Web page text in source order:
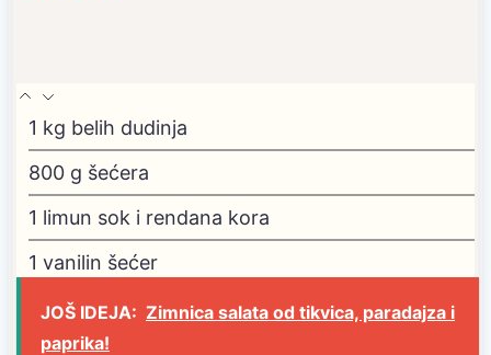
1 kg belih dudinja
800 g šećera
1 limun sok i rendana kora
1 vanilin šećer
JOŠ IDEJA: Zimnica salata od tikvica, paradajza i
paprika!